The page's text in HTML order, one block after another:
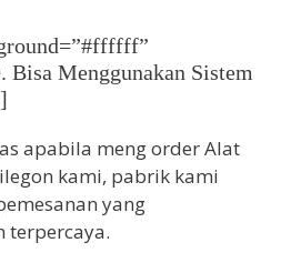
Bisa Menggunakan Sistem
apabila meng order Alat
kami, pabrik kami
yang
terpercaya.